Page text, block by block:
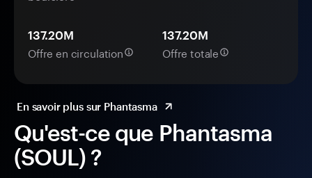
Qu'est-ce que Phantasma
(SOUL) ?
137.20M
Offre en circulation
137.20M
Offre totale
En savoir plus sur Phantasma